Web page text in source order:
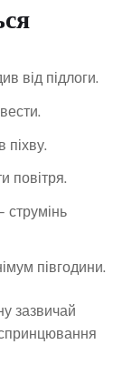
від підлоги.
піхву.
повітря.
півгодини.
зазвичай